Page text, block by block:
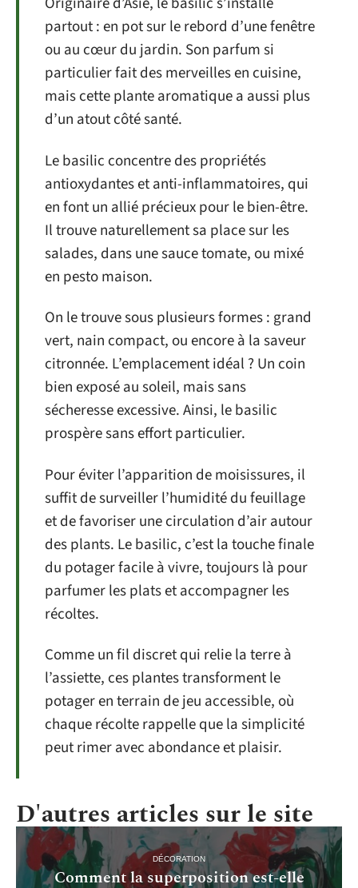
partout : en pot sur le rebord d’une fenêtre
ou au cœur du jardin. Son parfum si
particulier fait des merveilles en cuisine,
mais cette plante aromatique a aussi plus
d’un atout côté santé.
Le basilic concentre des propriétés
antioxydantes et anti-inflammatoires, qui
en font un allié précieux pour le bien-être.
Il trouve naturellement sa place sur les
salades, dans une sauce tomate, ou mixé
en pesto maison.
On le trouve sous plusieurs formes : grand
vert, nain compact, ou encore à la saveur
citronnée. L’emplacement idéal ? Un coin
bien exposé au soleil, mais sans
sécheresse excessive. Ainsi, le basilic
prospère sans effort particulier.
Pour éviter l’apparition de moisissures, il
suffit de surveiller l’humidité du feuillage
et de favoriser une circulation d’air autour
des plants. Le basilic, c’est la touche finale
du potager facile à vivre, toujours là pour
parfumer les plats et accompagner les
récoltes.
Comme un fil discret qui relie la terre à
l’assiette, ces plantes transforment le
potager en terrain de jeu accessible, où
chaque récolte rappelle que la simplicité
peut rimer avec abondance et plaisir.
D'autres articles sur le site
DÉCORATION
Comment la superposition est-elle